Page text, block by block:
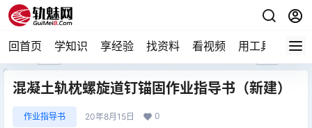
回首页 学知识 享经验 找资料 看视频 用工具 论技
混凝土轨枕螺旋道钉锚固作业指导书（新建）
作业指导书 20年8月15日 0